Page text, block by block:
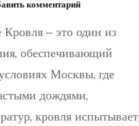
комментарийк
Реконструкция
домов
и
в
Кровля – это один из
обеспечивающий
Москвы, где
дождями,
кровля испытывает